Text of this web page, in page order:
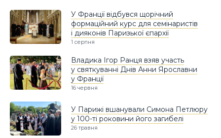
У Франції відбувся щорічний
формаційний курс для семінаристів
і дияконів Паризької єпархії
1 серпня
Владика Ігор Ранця взяв участь
у святкуванні Днів Анни Ярославни
у Франції
16 червня
У Парижі вшанували Симона Петлюру
у 100-ті роковини його загибелі
26 травня